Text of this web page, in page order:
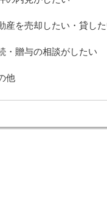
産を売却したい・貸し
・贈与の相談がしたい
他